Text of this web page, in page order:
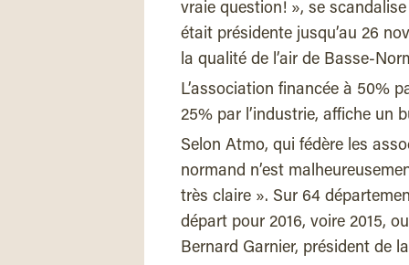
vraie question! », se
était présidente jusqu’au 26
la qualité de l’air de Basse-
L’association financée à 50%
25% par l’industrie, affiche un
Selon Atmo, qui fédère les
normand n’est
très claire ». Sur 64
départ pour 2016, voire 2015,
Bernard Garnier, président de